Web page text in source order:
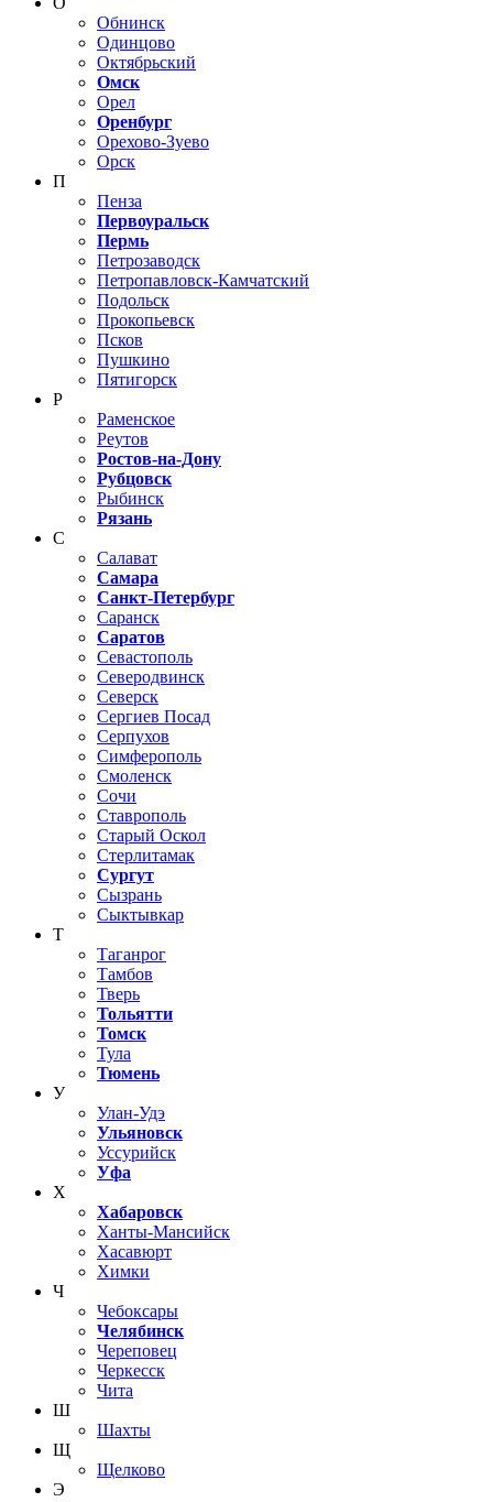
Обнинск
Одинцово
Октябрьский
Омск
Орел
Оренбург
Орехово-Зуево
Орск
П
Пенза
Первоуральск
Пермь
Петрозаводск
Петропавловск-Камчатский
Подольск
Прокопьевск
Псков
Пушкино
Пятигорск
Р
Раменское
Реутов
Ростов-на-Дону
Рубцовск
Рыбинск
Рязань
С
Салават
Самара
Санкт-Петербург
Саранск
Саратов
Севастополь
Северодвинск
Северск
Сергиев Посад
Серпухов
Симферополь
Смоленск
Сочи
Ставрополь
Старый Оскол
Стерлитамак
Сургут
Сызрань
Сыктывкар
Т
Таганрог
Тамбов
Тверь
Тольятти
Томск
Тула
Тюмень
У
Улан-Удэ
Ульяновск
Уссурийск
Уфа
Х
Хабаровск
Ханты-Мансийск
Хасавюрт
Химки
Ч
Чебоксары
Челябинск
Череповец
Черкесск
Чита
Ш
Шахты
Щ
Щелково
Э